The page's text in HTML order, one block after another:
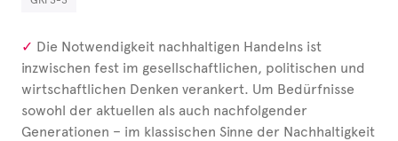
Die Notwendigkeit nachhaltigen Handelns ist
inzwischen fest im gesellschaftlichen, politischen und
wirtschaftlichen Denken verankert. Um Bedürfnisse
sowohl der aktuellen als auch nachfolgender
Generationen – im klassischen Sinne der Nachhaltigkeit